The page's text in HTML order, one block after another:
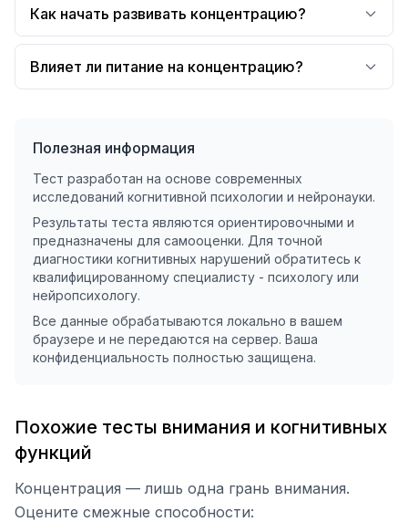
Как начать развивать концентрацию?
Влияет ли питание на концентрацию?
Полезная информация
Тест разработан на основе современных
исследований когнитивной психологии и нейронауки.
Результаты теста являются ориентировочными и
предназначены для самооценки. Для точной
диагностики когнитивных нарушений обратитесь к
квалифицированному специалисту - психологу или
нейропсихологу.
Все данные обрабатываются локально в вашем
браузере и не передаются на сервер. Ваша
конфиденциальность полностью защищена.
Похожие тесты внимания и когнитивных
функций
Концентрация — лишь одна грань внимания.
Оцените смежные способности: